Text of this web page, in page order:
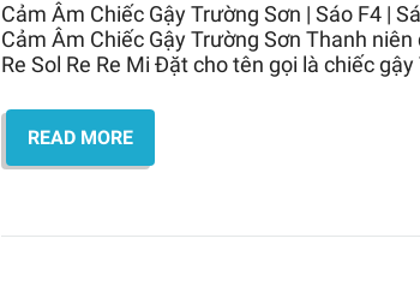
Cảm Âm Chiếc Gậy Trường Sơn | Sáo F4 |
Cảm Âm Chiếc Gậy Trường Sơn Thanh
Re Sol Re Re Mi Đặt cho tên gọi là chiếc gậy
READ MORE